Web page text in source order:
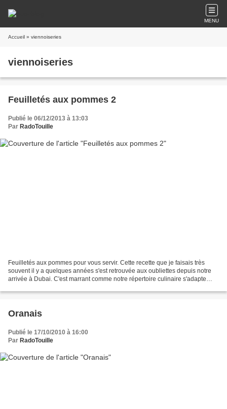
MENU
Accueil » viennoiseries
viennoiseries
Feuilletés aux pommes 2
Publié le 06/12/2013 à 13:03
Par RadoTouille
Feuilletés aux pommes pour vous servir. Cette recette que je faisais très
souvent il y a quelques années s'est retrouvée aux oubliettes depuis notre
arrivée à Dubai. C'est marrant comme notre répertoire culinaire s'adapte
Oranais
Publié le 17/10/2010 à 16:00
Par RadoTouille